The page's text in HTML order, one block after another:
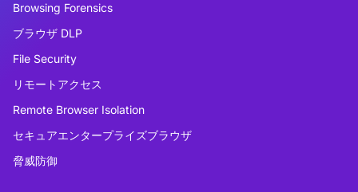
Browsing Forensics
ブラウザ DLP
File Security
リモートアクセス
Remote Browser Isolation
セキュアエンタープライズブラウザ
脅威防御